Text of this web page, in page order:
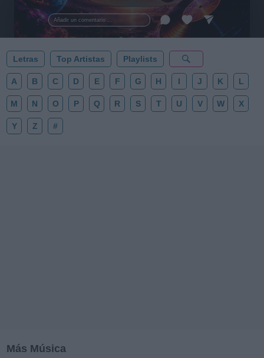
Añadir un comentario ...
al firmamento y siente la gravedad cero. 💾 ¡Guarda
esta colección para tu próxima noche estrellada!
✨⭐
Letras Top Artistas Playlists
A B C D E F G H I J K L
M N O P Q R S T U V W X
Y Z #
Más Música